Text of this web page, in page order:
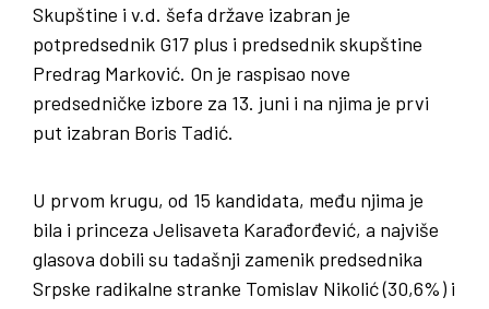
Skupštine i v.d. šefa države izabran je
potpredsednik G17 plus i predsednik skupštine
Predrag Marković. On je raspisao nove
predsedničke izbore za 13. juni i na njima je prvi
put izabran Boris Tadić.
U prvom krugu, od 15 kandidata, među njima je
bila i princeza Jelisaveta Karađorđević, a najviše
glasova dobili su tadašnji zamenik predsednika
Srpske radikalne stranke Tomislav Nikolić (30,6%) i